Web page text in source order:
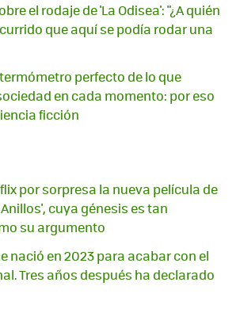
el rodaje de 'La Odisea': "¿A quién
que aquí se podía rodar una
perfecto de lo que
en cada momento: por eso
ficción
por sorpresa la nueva película de
cuya génesis es tan
su argumento
nació en 2023 para acabar con el
Tres años después ha declarado